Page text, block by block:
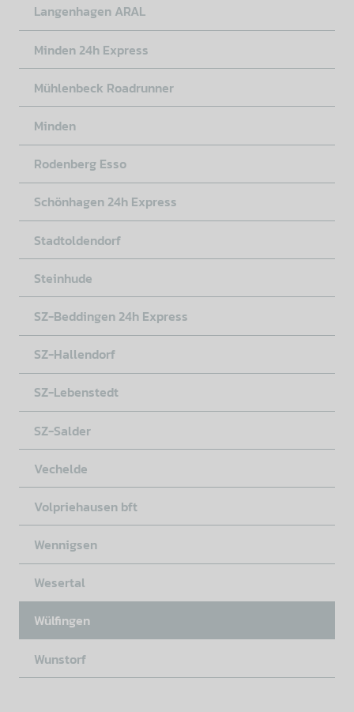
Langenhagen ARAL
Minden 24h Express
Mühlenbeck Roadrunner
Minden
Rodenberg Esso
Schönhagen 24h Express
Stadtoldendorf
Steinhude
SZ-Beddingen 24h Express
SZ-Hallendorf
SZ-Lebenstedt
SZ-Salder
Vechelde
Volpriehausen bft
Wennigsen
Wesertal
Wülfingen
Wunstorf